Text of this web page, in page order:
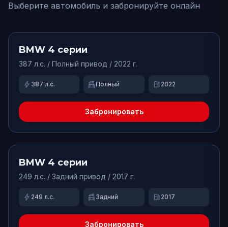
Выберите автомобиль и забронируйте онлайн
-2000 ₽
BMW 4 серии
387 л.с. / Полный привод / 2022 г.
bolt 387 л.с. swap_driving_apps Полный local_gas_station 2022
Забронировать
Доступно
от7480₽/сут.
BMW 4 серии
249 л.с. / Задний привод / 2017 г.
bolt 249 л.с. swap_driving_apps Задний local_gas_station 2017
Забронировать